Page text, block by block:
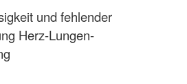
und fehlender
Herz-Lungen-